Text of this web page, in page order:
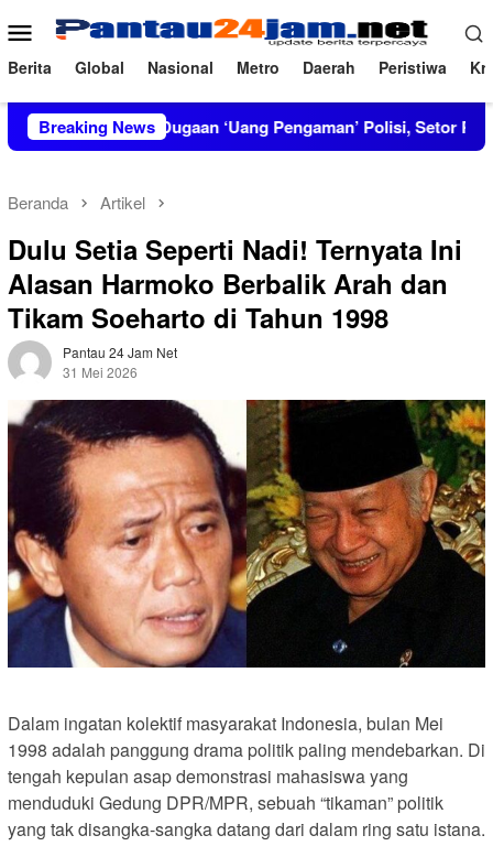
ke
konten
Menu
Mobile
Berita Global Nasional Metro Daerah Peristiwa
Breaking News
Dugaan ‘Uang Pengaman’ Polisi, Setor Rp2,5 Juta
Beranda Artikel
Dulu Setia Seperti Nadi! Ternyata Ini
Alasan Harmoko Berbalik Arah dan
Tikam Soeharto di Tahun 1998
Pantau 24 Jam Net
31 Mei 2026
Dalam ingatan kolektif masyarakat Indonesia, bulan Mei
1998 adalah panggung drama politik paling mendebarkan. Di
tengah kepulan asap demonstrasi mahasiswa yang
menduduki Gedung DPR/MPR, sebuah “tikaman” politik
yang tak disangka-sangka datang dari dalam ring satu istana.